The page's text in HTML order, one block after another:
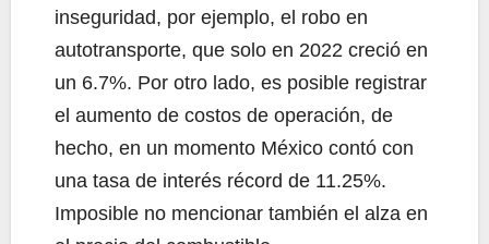
inseguridad, por ejemplo, el robo en
autotransporte, que solo en 2022 creció en
un 6.7%. Por otro lado, es posible registrar
el aumento de costos de operación, de
hecho, en un momento México contó con
una tasa de interés récord de 11.25%.
Imposible no mencionar también el alza en